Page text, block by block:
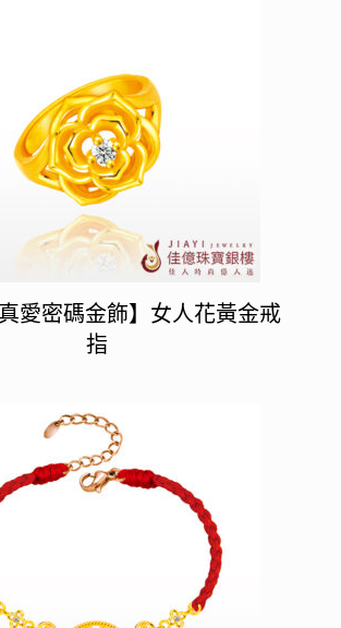
真愛密碼金飾】女人花黃金戒
指